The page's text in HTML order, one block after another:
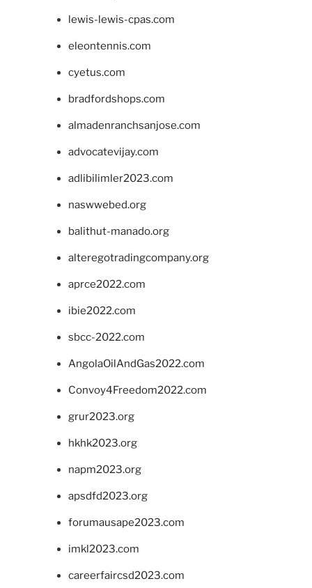
lewis-lewis-cpas.com
eleontennis.com
cyetus.com
bradfordshops.com
almadenranchsanjose.com
advocatevijay.com
adlibilimler2023.com
naswwebed.org
balithut-manado.org
alteregotradingcompany.org
aprce2022.com
ibie2022.com
sbcc-2022.com
AngolaOilAndGas2022.com
Convoy4Freedom2022.com
grur2023.org
hkhk2023.org
napm2023.org
apsdfd2023.org
forumausape2023.com
imkl2023.com
careerfaircsd2023.com